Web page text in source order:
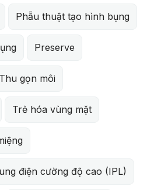
Phẫu thuật tạo hình bụng
Preserve
Thu gọn môi
Trẻ hóa vùng mặt
điện cường độ cao (IPL)